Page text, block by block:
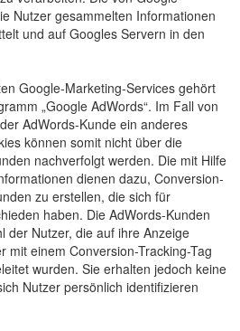
Nutzer gesammelten Informationen
und auf Googles Servern in den
Google-Marketing-Services gehört
„Google AdWords“. Im Fall von
AdWords-Kunde ein anderes
können somit nicht über die
nachverfolgt werden. Die mit Hilfe
dienen dazu, Conversion-
zu erstellen, die sich für
haben. Die AdWords-Kunden
der Nutzer, die auf ihre Anzeige
mit einem Conversion-Tracking-Tag
wurden. Sie erhalten jedoch keine
Nutzer persönlich identifizieren